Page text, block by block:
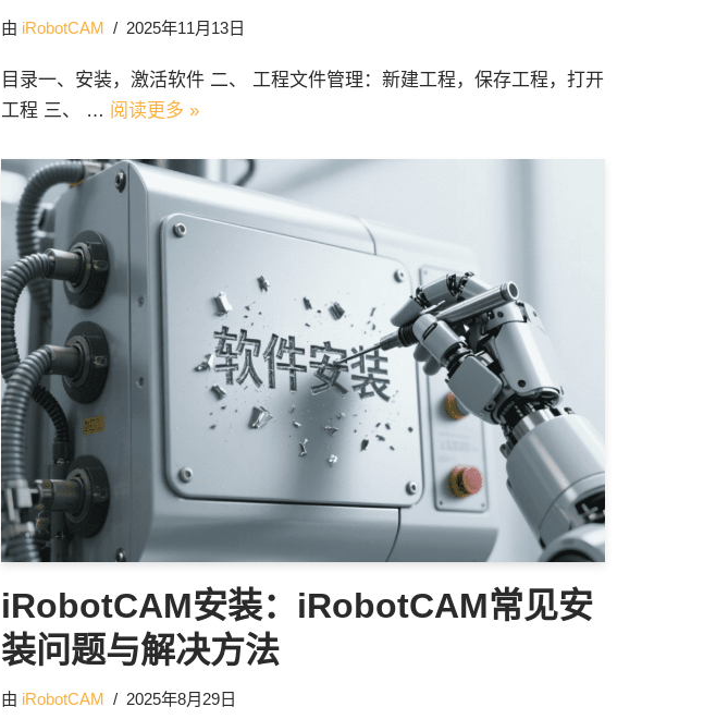
由 iRobotCAM 2025年11月13日
目录一、安装，激活软件 二、 工程文件管理：新建工程，保存工程，打开
工程 三、 … 阅读更多 »
iRobotCAM安装：iRobotCAM常见安
装问题与解决方法
由 iRobotCAM 2025年8月29日